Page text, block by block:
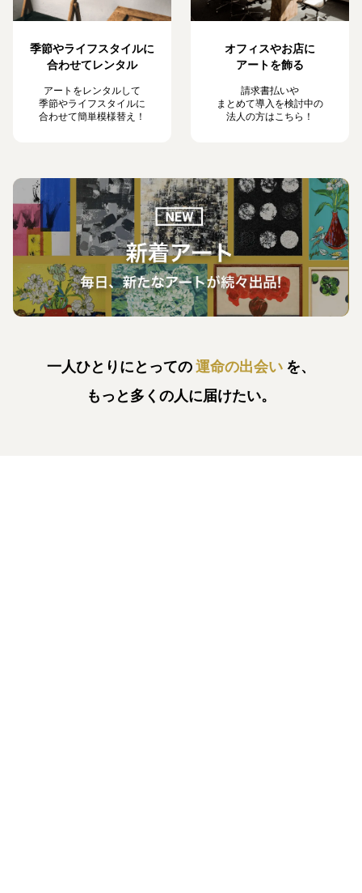
季節やライフスタイルに
合わせてレンタル
アートをレンタルして
季節やライフスタイルに
合わせて簡単模様替え！
オフィスやお店に
アートを飾る
請求書払いや
まとめて導入を検討中の
法人の方はこちら！
一人ひとりにとっての運命の出会い を、
もっと多くの人に届けたい。